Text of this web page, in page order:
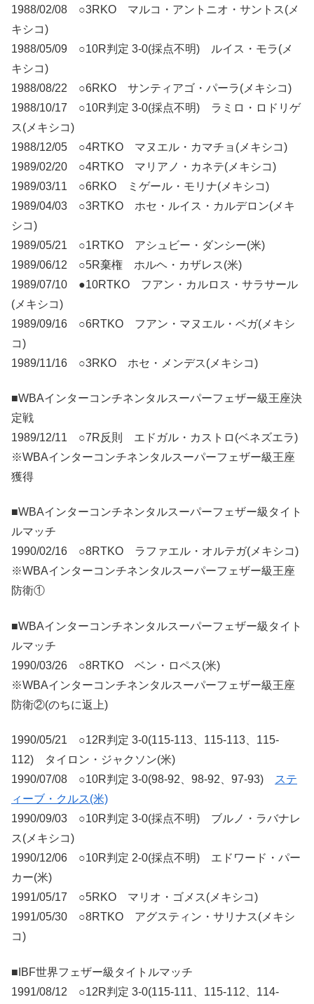
1988/02/08 ○3RKO マルコ・アントニオ・サントス(メ
キシコ)
1988/05/09 ○10R判定 3-0(採点不明) ルイス・モラ(メ
キシコ)
1988/08/22 ○6RKO サンティアゴ・パーラ(メキシコ)
1988/10/17 ○10R判定 3-0(採点不明) ラミロ・ロドリゲ
ス(メキシコ)
1988/12/05 ○4RTKO マヌエル・カマチョ(メキシコ)
1989/02/20 ○4RTKO マリアノ・カネテ(メキシコ)
1989/03/11 ○6RKO ミゲール・モリナ(メキシコ)
1989/04/03 ○3RTKO ホセ・ルイス・カルデロン(メキ
シコ)
1989/05/21 ○1RTKO アシュビー・ダンシー(米)
1989/06/12 ○5R棄権 ホルヘ・カザレス(米)
1989/07/10 ●10RTKO フアン・カルロス・サラサール
(メキシコ)
1989/09/16 ○6RTKO フアン・マヌエル・ベガ(メキシ
コ)
1989/11/16 ○3RKO ホセ・メンデス(メキシコ)
■WBAインターコンチネンタルスーパーフェザー級王座決
定戦
1989/12/11 ○7R反則 エドガル・カストロ(ベネズエラ)
※WBAインターコンチネンタルスーパーフェザー級王座
獲得
■WBAインターコンチネンタルスーパーフェザー級タイト
ルマッチ
1990/02/16 ○8RTKO ラファエル・オルテガ(メキシコ)
※WBAインターコンチネンタルスーパーフェザー級王座
防衛①
■WBAインターコンチネンタルスーパーフェザー級タイト
ルマッチ
1990/03/26 ○8RTKO ベン・ロペス(米)
※WBAインターコンチネンタルスーパーフェザー級王座
防衛②(のちに返上)
1990/05/21 ○12R判定 3-0(115-113、115-113、115-
112) タイロン・ジャクソン(米)
1990/07/08 ○10R判定 3-0(98-92、98-92、97-93)
ステ
ィーブ・クルス(米)
1990/09/03 ○10R判定 3-0(採点不明) ブルノ・ラバナレ
ス(メキシコ)
1990/12/06 ○10R判定 2-0(採点不明) エドワード・パー
カー(米)
1991/05/17 ○5RKO マリオ・ゴメス(メキシコ)
1991/05/30 ○8RTKO アグスティン・サリナス(メキシ
コ)
■IBF世界フェザー級タイトルマッチ
1991/08/12 ○12R判定 3-0(115-111、115-112、114-